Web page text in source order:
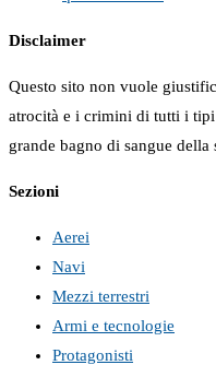
Disclaimer
Questo sito non vuole
atrocità e i crimini di tutti i
grande bagno di sangue della
Sezioni
Aerei
Navi
Mezzi terrestri
Armi e tecnologie
Protagonisti